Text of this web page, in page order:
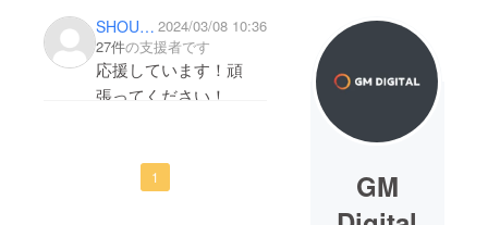
SHOUYU1 2024/03/08 10:36
27件の支援者です
応援しています！頑
張ってください！
1
GM